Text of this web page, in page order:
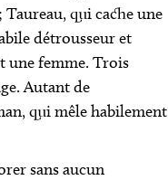
qui cache une
détrousseur et
une femme. Trois
Autant de
qui mêle habilement
sans aucun